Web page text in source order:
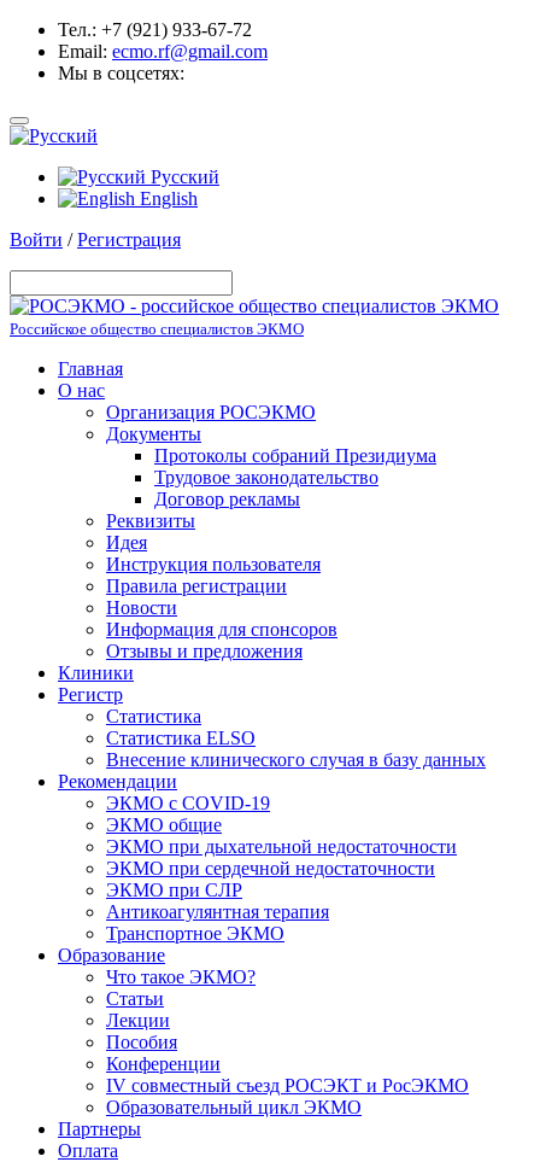
Тел.: +7 (921) 933-67-72
Email: ecmo.rf@gmail.com
Мы в соцсетях:
Русский
English
Войти /Регистрация
Российское общество специалистов ЭКМО
Главная
О нас
Организация РОСЭКМО
Документы
Протоколы собраний Президиума
Трудовое законодательство
Договор рекламы
Реквизиты
Идея
Инструкция пользователя
Правила регистрации
Новости
Информация для спонсоров
Отзывы и предложения
Клиники
Регистр
Статистика
Статистика ELSO
Внесение клинического случая в базу данных
Рекомендации
ЭКМО с COVID-19
ЭКМО общие
ЭКМО при дыхательной недостаточности
ЭКМО при сердечной недостаточности
ЭКМО при СЛР
Антикоагулянтная терапия
Транспортное ЭКМО
Образование
Что такое ЭКМО?
Статьи
Лекции
Пособия
Конференции
IV совместный съезд РОСЭКТ и РосЭКМО
Образовательный цикл ЭКМО
Партнеры
Оплата